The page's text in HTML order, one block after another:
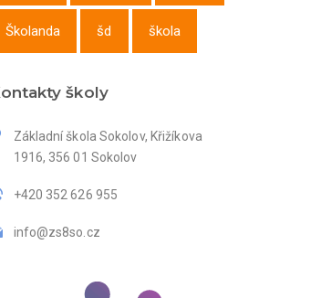
Školanda šd škola
školy
Základní škola Sokolov, Křižíkova
1916, 356 01 Sokolov
+420 352 626 955
info@zs8so.cz